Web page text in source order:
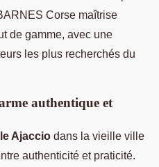
Corse maîtrise
de gamme, avec une
les plus recherchés du
authentique et
Ajaccio dans la vieille ville
authenticité et praticité.